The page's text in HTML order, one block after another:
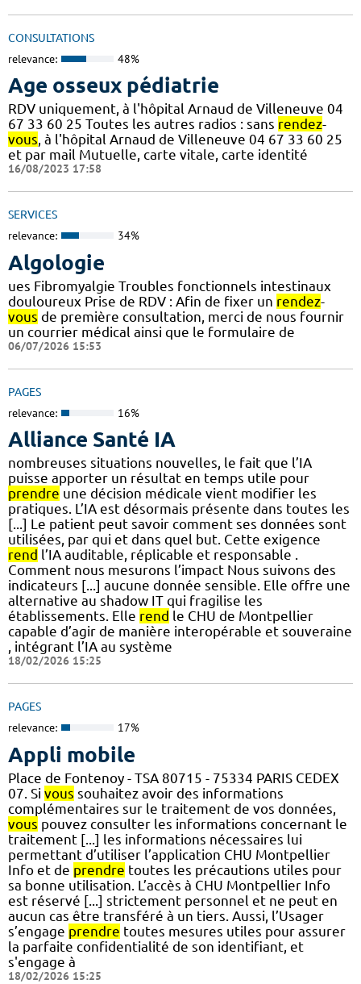
CONSULTATIONS
relevance: 48%
Age osseux pédiatrie
RDV uniquement, à l'hôpital Arnaud de Villeneuve 04
67 33 60 25 Toutes les autres radios : sans rendez-
vous, à l'hôpital Arnaud de Villeneuve 04 67 33 60 25
et par mail Mutuelle, carte vitale, carte identité
16/08/2023 17:58
SERVICES
relevance: 34%
Algologie
ues Fibromyalgie Troubles fonctionnels intestinaux
douloureux Prise de RDV : Afin de fixer un rendez-
vous de première consultation, merci de nous fournir
un courrier médical ainsi que le formulaire de
06/07/2026 15:53
PAGES
relevance: 16%
Alliance Santé IA
nombreuses situations nouvelles, le fait que l’IA
puisse apporter un résultat en temps utile pour
prendre une décision médicale vient modifier les
pratiques. L’IA est désormais présente dans toutes les
[...] Le patient peut savoir comment ses données sont
utilisées, par qui et dans quel but. Cette exigence
rend l’IA auditable, réplicable et responsable .
Comment nous mesurons l’impact Nous suivons des
indicateurs [...] aucune donnée sensible. Elle offre une
alternative au shadow IT qui fragilise les
établissements. Elle rend le CHU de Montpellier
capable d’agir de manière interopérable et souveraine
, intégrant l’IA au système
18/02/2026 15:25
PAGES
relevance: 17%
Appli mobile
Place de Fontenoy - TSA 80715 - 75334 PARIS CEDEX
07. Si vous souhaitez avoir des informations
complémentaires sur le traitement de vos données,
vous pouvez consulter les informations concernant le
traitement [...] les informations nécessaires lui
permettant d’utiliser l’application CHU Montpellier
Info et de prendre toutes les précautions utiles pour
sa bonne utilisation. L’accès à CHU Montpellier Info
est réservé [...] strictement personnel et ne peut en
aucun cas être transféré à un tiers. Aussi, l’Usager
s’engage prendre toutes mesures utiles pour assurer
la parfaite confidentialité de son identifiant, et
s'engage à
18/02/2026 15:25